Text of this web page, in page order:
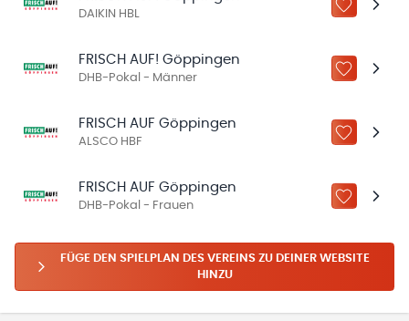
DAIKIN HBL ZU „MEINE
FRISCH AUF! Göppingen
DHB-Pokal - Männer ZU „MEINE
FRISCH AUF Göppingen
ALSCO HBF ZU „MEINE
FRISCH AUF Göppingen
DHB-Pokal - Frauen ZU „MEINE
FÜGE DEN SPIELPLAN DES VEREINS ZU DEINER WEBSITE
HINZU